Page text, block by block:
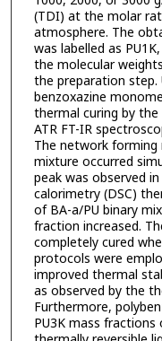
(TDI) at the molar
atmosphere. The
was labelled as
the molecular
the preparation step.
benzoxazine
thermal curing by
ATR FT-IR
The network
mixture occurred
peak was observed
calorimetry (DSC)
of BA-a/PU binary
fraction increased.
completely cured
protocols were
improved thermal
as observed by the
Furthermore,
PU3K mass fractions